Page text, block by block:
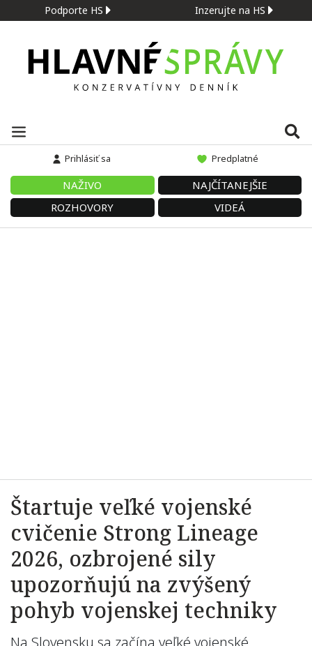
Podporte HS Inzerujte na HS
Prihlásiť sa Predplatné
NAŽIVO
NAJČÍTANEJŠIE
ROZHOVORY
VIDEÁ
Štartuje veľké vojenské
cvičenie Strong Lineage
2026, ozbrojené sily
upozorňujú na zvýšený
pohyb vojenskej techniky
Na Slovensku sa začína veľké vojenské